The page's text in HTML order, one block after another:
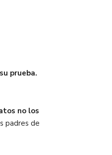
prueba.
no los
padres de